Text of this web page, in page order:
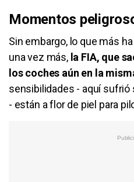
Momentos
Sin embargo, lo que más
una vez más,la FIA, que
los coches aún en la
sensibilidades - aquí
- están a flor de piel para